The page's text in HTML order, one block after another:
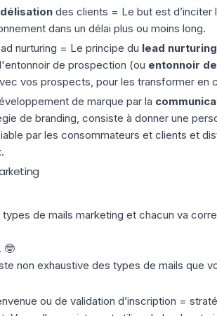
des clients = Le but est d’inciter
dans un délai plus ou moins long.
nurturing = Le principe du lead nurturing
l'entonnoir de prospection (ou entonnoir
vos prospects, pour les transformer en
de marque par la
de branding, consiste à donner une
par les consommateurs et clients et
de mails marketing et chacun va
🤓
non exhaustive des types de mails que
ou de validation d’inscription =